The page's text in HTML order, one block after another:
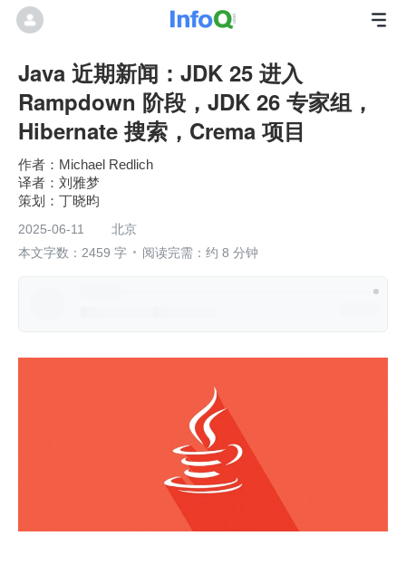
Java 近期新闻：JDK 25 进入
Rampdown 阶段，JDK 26 专家组，
Hibernate 搜索，Crema 项目
Michael Redlich
刘雅梦
丁晓昀
2025-06-11
北京
本文字数：2459 字
阅读完需：约 8 分钟